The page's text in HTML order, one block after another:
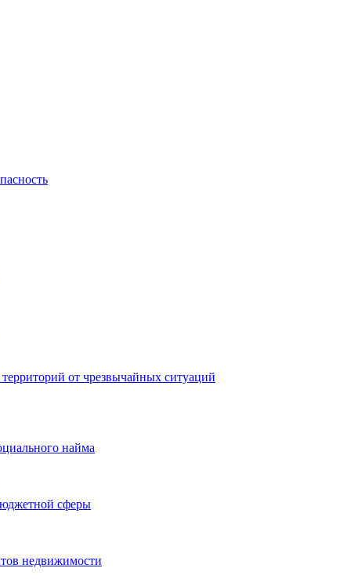
от чрезвычайных ситуаций
найма
сферы
недвижимости